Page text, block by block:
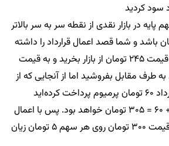
سود کردید
از نقطه سر به سر بالاتر
برای مثال 245 تومان باشد و شما قصد اعمال قرارداد را داشته
باشید باید هر سهم را به قیمت 245 تومان از بازار بخرید و به قیمت
از
قبل بابت داشتن این قرارداد 60 تومان پرمیوم پرداخت کرده‌اید
مجموع هزینه شما 245 + 60 = 305 تومان خواهد بود. پس با اعمال
قرارداد و فروش سهم در قیمت 300 تومان روی هر سهم 5 تومان زیان